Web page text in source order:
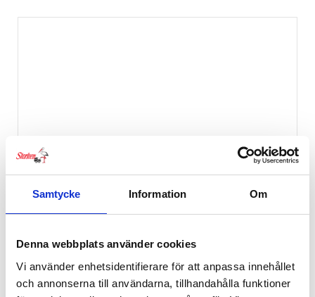
Samtycke Information Om
Denna webbplats använder cookies
Vi använder enhetsidentifierare för att anpassa innehållet
och annonserna till användarna, tillhandahålla funktioner